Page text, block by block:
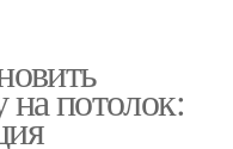
на потолок: